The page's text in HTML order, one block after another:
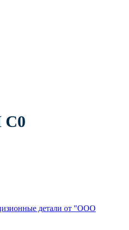
С0
детали от "ООО